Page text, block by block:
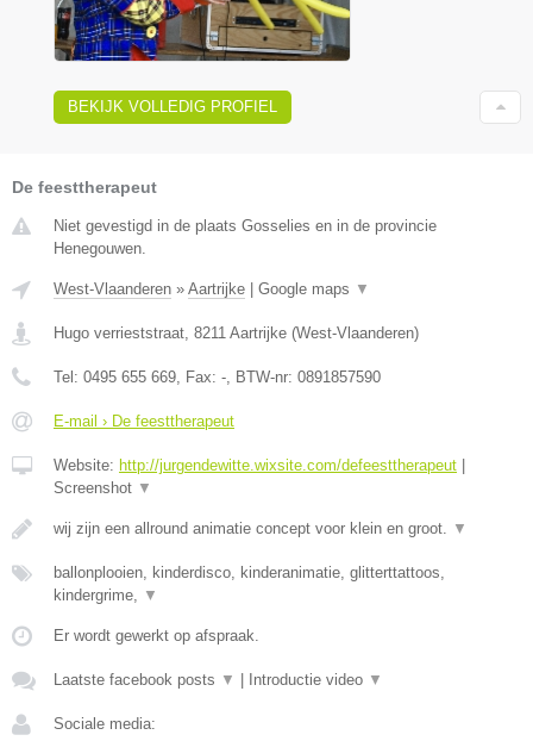
BEKIJK VOLLEDIG PROFIEL
De feesttherapeut
Niet gevestigd in de plaats Gosselies en in de provincie
Henegouwen.
West-Vlaanderen » Aartrijke | Google maps ▼
Hugo verrieststraat 8211 Aartrijke (West-Vlaanderen)
Tel: 0495 655 669 , Fax: - , BTW-nr: 0891857590
E-mail › De feesttherapeut
Website: http://jurgendewitte.wixsite.com/defeesttherapeut |
Screenshot ▼
wij zijn een allround animatie concept voor klein en groot. ▼
ballonplooien, kinderdisco, kinderanimatie, glitterttattoos,
kindergrime,
▼
Er wordt gewerkt op afspraak.
Laatste facebook posts ▼ | Introductie video ▼
Sociale media: